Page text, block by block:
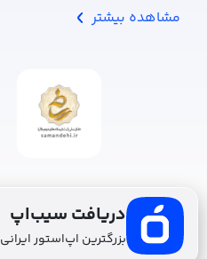
مشاهده بیشتر
دریافت سیب‌اپ
بزرگترین اپ‌استور ایرانی